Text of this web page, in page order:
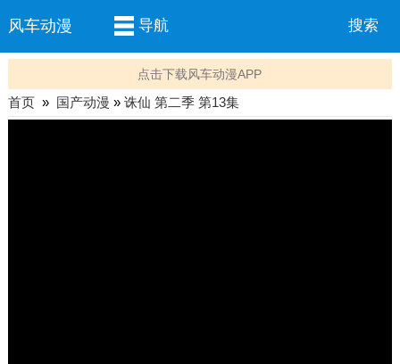
风车动漫 导航 搜索
点击下载风车动漫APP
首页» 国产动漫 » 诛仙 第二季 第13集